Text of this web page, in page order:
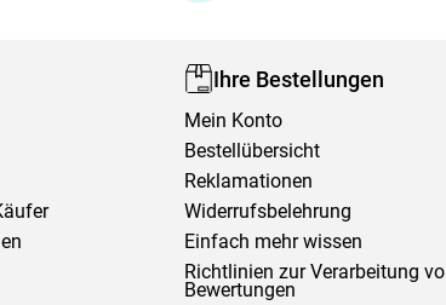
Ihre Bestellungen
Mein Konto
Bestellübersicht
Reklamationen
Widerrufsbelehrung
Einfach mehr wissen
Richtlinien zur Verarbeitung
Bewertungen